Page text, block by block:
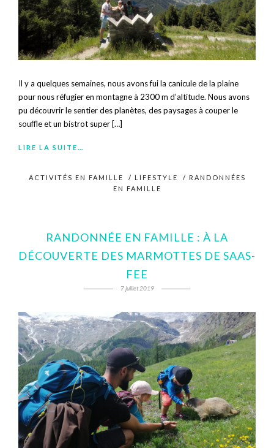
Il y a quelques semaines, nous avons fui la canicule de la plaine
pour nous réfugier en montagne à 2300 m d’altitude. Nous avons
pu découvrir le sentier des planètes, des paysages à couper le
souffle et un bistrot super […]
LIRE LA SUITE…
ACTIVITÉS EN FAMILLE / LIFESTYLE / RANDONNÉES
EN FAMILLE
RANDONNÉE EN FAMILLE : À LA
DÉCOUVERTE DES MARMOTTES DE SAAS-
FEE
7 juillet 2019